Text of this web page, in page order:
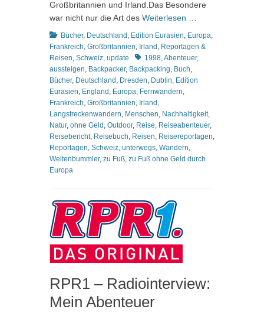
Großbritannien und Irland.Das Besondere
war nicht nur die Art des Weiterlesen …
Kategorien
Bücher, Deutschland , Edition Eurasien, Europa,
Frankreich, Großbritannien, Irland , Reportagen &
Reisen, Schweiz, update Schlagworte
1998,Abenteuer,
aussteigen, Backpacker, Backpacking, Buch,
Bücher, Deutschland , Dresden, Dublin, Edition
Eurasien, England , Europa, Fernwandern,
Frankreich, Großbritannien, Irland ,
Langstreckenwandern, Menschen, Nachhaltigkeit,
Natur, ohne Geld , Outdoor, Reise, Reiseabenteuer,
Reisebericht, Reisebuch, Reisen, Reisereportagen,
Reportagen, Schweiz, unterwegs, Wandern,
Weltenbummler, zu Fuß, zu Fuß ohne Geld durch
Europa
RPR1 – Radiointerview:
Mein Abenteuer